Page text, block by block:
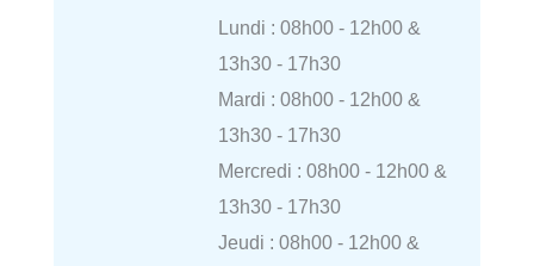
Lundi : 08h00 - 12h00 &
13h30 - 17h30
Mardi : 08h00 - 12h00 &
13h30 - 17h30
Mercredi : 08h00 - 12h00 &
13h30 - 17h30
Jeudi : 08h00 - 12h00 &